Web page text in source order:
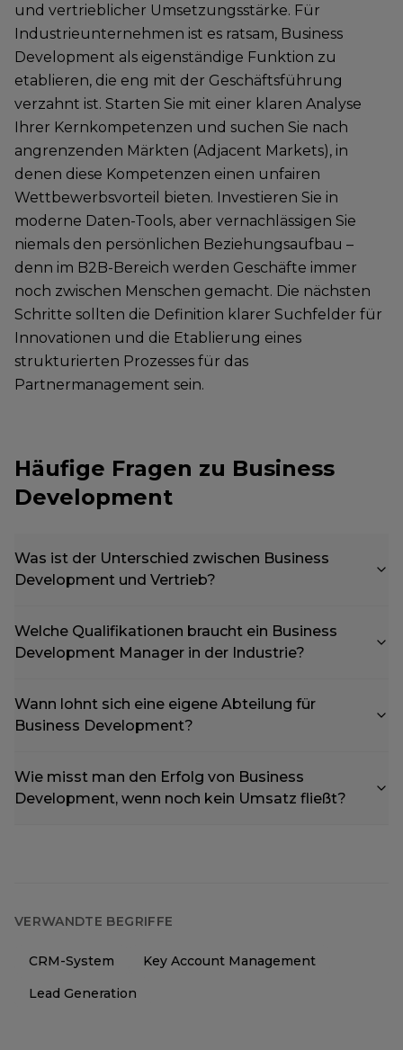
und vertrieblicher Umsetzungsstärke. Für
Industrieunternehmen ist es ratsam, Business
Development als eigenständige Funktion zu
etablieren, die eng mit der Geschäftsführung
verzahnt ist. Starten Sie mit einer klaren Analyse
Ihrer Kernkompetenzen und suchen Sie nach
angrenzenden Märkten (Adjacent Markets), in
denen diese Kompetenzen einen unfairen
Wettbewerbsvorteil bieten. Investieren Sie in
moderne Daten-Tools, aber vernachlässigen Sie
niemals den persönlichen Beziehungsaufbau –
denn im B2B-Bereich werden Geschäfte immer
noch zwischen Menschen gemacht. Die nächsten
Schritte sollten die Definition klarer Suchfelder für
Innovationen und die Etablierung eines
strukturierten Prozesses für das
Partnermanagement sein.
Häufige Fragen zu Business
Development
Was ist der Unterschied zwischen Business
Development und Vertrieb?
Welche Qualifikationen braucht ein Business
Development Manager in der Industrie?
Wann lohnt sich eine eigene Abteilung für
Business Development?
Wie misst man den Erfolg von Business
Development, wenn noch kein Umsatz fließt?
VERWANDTE BEGRIFFE
CRM-System
Key Account Management
Lead Generation